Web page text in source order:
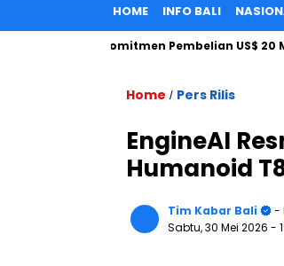
HOME INFO BALI
Turun, Komitmen Pembelian US$ 20 Miliar
Home / Pers Rilis
EngineAI
Humanoid
Tim Kabar Bali
-
Sabtu, 30 Mei 2026 -